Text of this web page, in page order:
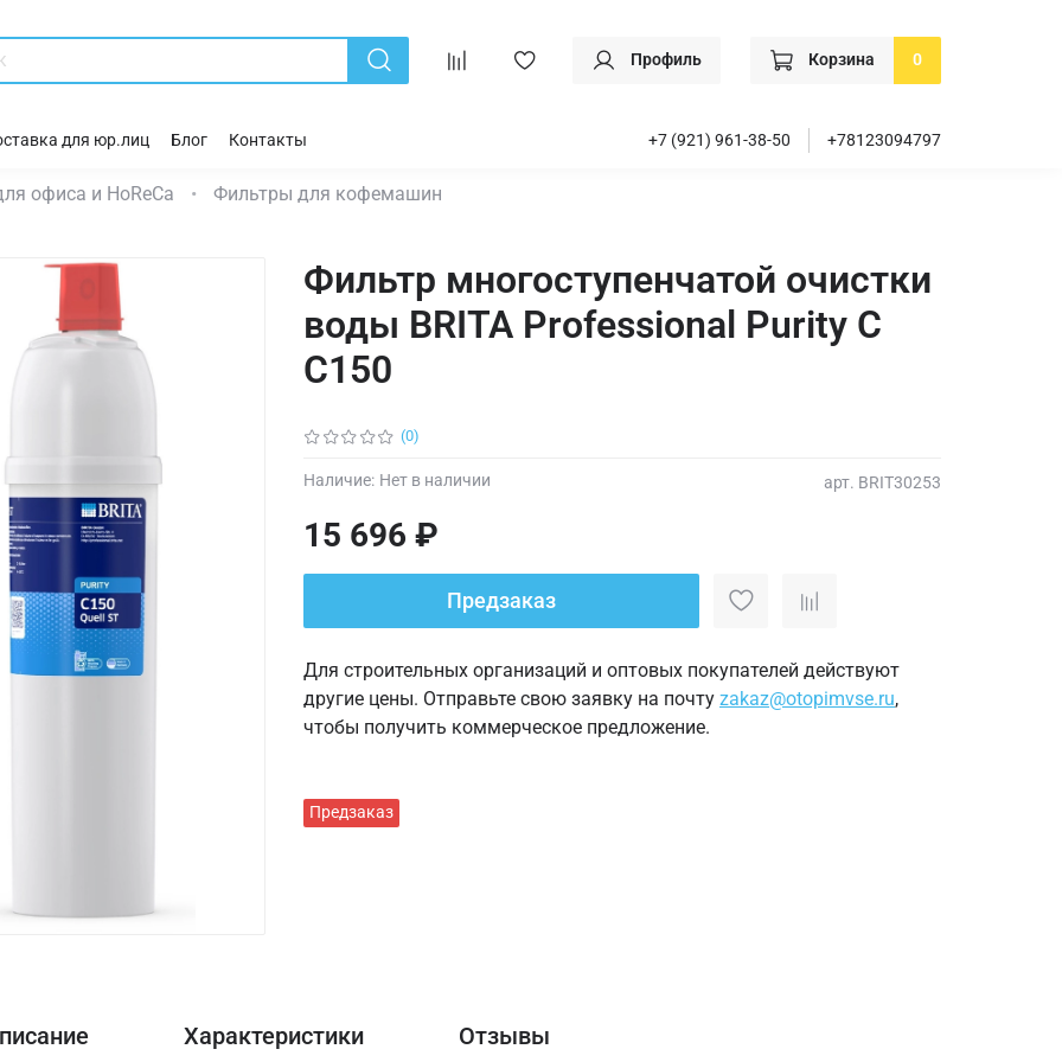
Профиль Корзина 0
для юр.лиц Блог Контакты +7 (921) 961-38-50 +78123094797
офиса и HoReCa Фильтры для кофемашин
(0)
арт. BRIT30253
Наличие: Нет в наличии
Предзаказ
Фильтр многоступенчатой очистки
воды BRITA Professional Purity С
C150
15 696 ₽
Предзаказ
Для строительных организаций и оптовых покупателей действуют
другие цены. Отправьте свою заявку на почту zakaz@otopimvse.ru,
чтобы получить коммерческое предложение.
Характеристики Отзывы